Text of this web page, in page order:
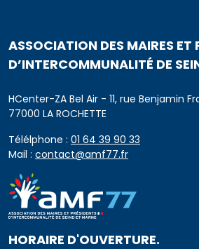
ASSOCIATION DES MAIRES ET
D’INTERCOMMUNALITÉ DE
HCenter-ZA Bel Air - 11, rue Benjamin
77000 LA ROCHETTE
Télélphone : 01 64 39 90 33
Mail : contact@amf77.fr
HORAIRE D'OUVERTURE.